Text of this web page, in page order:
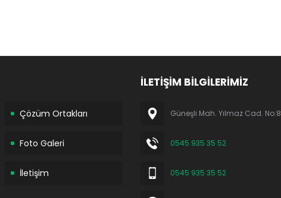
Çözüm Ortakları
Foto Galeri
İletişim
İLETİŞİM BİLGİLERİMİZ
Güneşli Mah. Yılmaz Cad. No:8
0545 935 35 52
0545 935 35 52